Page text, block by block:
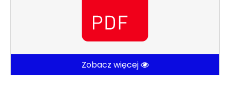
Zobacz więcej